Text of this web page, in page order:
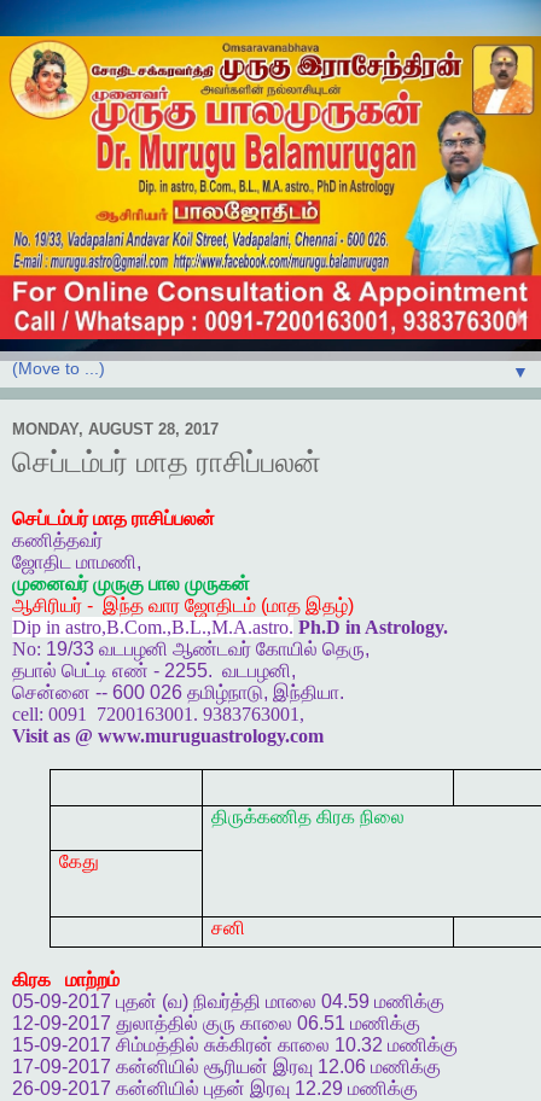
▼
MONDAY, AUGUST 28, 2017
செப்டம்பர் மாத ராசிப்பலன்
செப்டம்பர் மாத ராசிப்பலன்
கணித்தவர்
ஜோதிட
மாமணி,
முனைவர் முருகு பால முருகன்
ஆசிரியர் - இந்த வார ஜோதிடம் (மாத இதழ்)
Dip in astro,B.Com.,B.L.,M.A.astro. Ph.D in Astrology.
No: 19/33 வடபழனி ஆண்டவர் கோயில் தெரு,
தபால் பெட்டி எண் - 2255. வடபழனி,
சென்னை -- 600 026 தமிழ்நாடு, இந்தியா.
cell: 0091 7200163001. 9383763001,
Visit as @ www.muruguastrology.com
திருக்கணித கிரக நிலை
கேது
சனி
கிரக
மாற்றம்
05-09-2017 புதன் (வ) நிவர்த்தி மாலை 04.59 மணிக்கு
12-09-2017 துலாத்தில் குரு காலை 06.51 மணிக்கு
15-09-2017 சிம்மத்தில் சுக்கிரன் காலை 10.32 மணிக்கு
17-09-2017 கன்னியில் சூரியன் இரவு 12.06 மணிக்கு
26-09-2017 கன்னியில் புதன் இரவு 12.29 மணிக்கு